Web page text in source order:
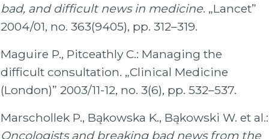
bad, and difficult news in medicine. „Lancet”
2004/01, no. 363(9405), pp. 312–319.
Maguire P., Pitceathly C.: Managing the
difficult consultation. „Clinical Medicine
(London)” 2003/11-12, no. 3(6), pp. 532–537.
Marschollek P., Bąkowska K., Bąkowski W. et al.:
Oncologists and breaking bad news from the